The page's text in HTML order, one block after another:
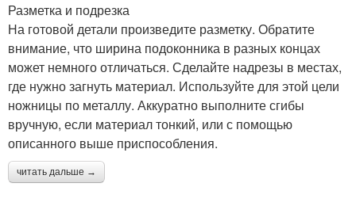
Разметка и подрезка
На готовой детали произведите разметку. Обратите
внимание, что ширина подоконника в разных концах
может немного отличаться. Сделайте надрезы в местах,
где нужно загнуть материал. Используйте для этой цели
ножницы по металлу. Аккуратно выполните сгибы
вручную, если материал тонкий, или с помощью
описанного выше приспособления.
читать дальше →